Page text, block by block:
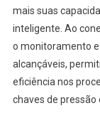
mais suas
inteligente. Ao
o monitoramento
alcançáveis,
eficiência nos
chaves de